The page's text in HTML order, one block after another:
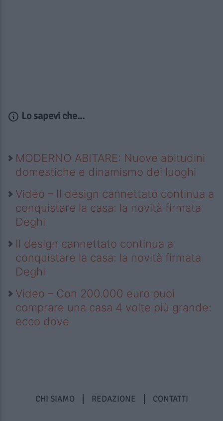
Lo sapevi che...
MODERNO ABITARE: Nuove abitudini
domestiche e dinamismo dei luoghi
Video – Il design cannettato continua a
conquistare la casa: la novità firmata
Deghi
Il design cannettato continua a
conquistare la casa: la novità firmata
Deghi
Video – Con 200.000 euro puoi
comprare una casa 4 volte più grande:
ecco dove
CHI SIAMO REDAZIONE CONTATTI